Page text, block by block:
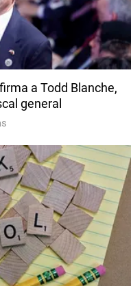
a Todd Blanche,
general